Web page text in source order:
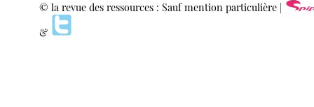
© la revue des ressources : Sauf mention particulière |
&